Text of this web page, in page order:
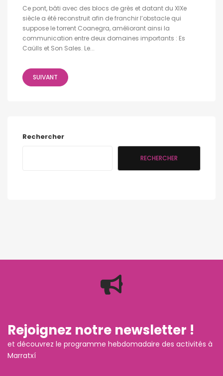
Ce pont, bâti avec des blocs de grès et datant du XIXe
siècle a été reconstruit afin de franchir l’obstacle qui
suppose le torrent Coanegra, améliorant ainsi la
communication entre deux domaines importants : Es
Caülls et Son Sales. Le...
SUIVANT
Rechercher
RECHERCHER
Rejoignez notre newsletter !
et découvrez le programme hebdomadaire des activités à
Marratxí